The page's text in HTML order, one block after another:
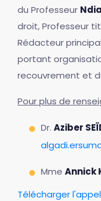
du Professeur
droit, Professeur
Rédacteur
portant
recouvrement et
Pour plus de
Dr. Aziber
Mme Annick
Télécharger